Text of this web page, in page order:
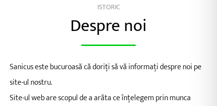
ISTORIC
Despre noi
Sanicus este bucuroasă că doriți să vă informați despre noi pe
site-ul nostru.
Site-ul web are scopul de a arăta ce înțelegem prin munca